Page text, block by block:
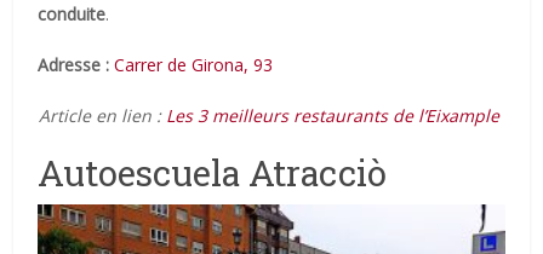
conduite.
Adresse : Carrer de Girona, 93
Article en lien : Les 3 meilleurs restaurants de l’Eixample
Autoescuela Atracciò